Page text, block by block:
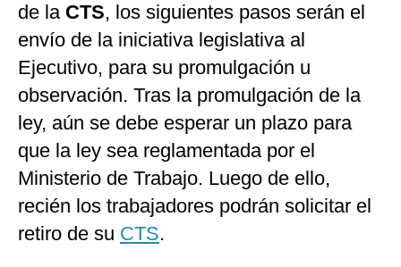
de la CTS, los siguientes pasos serán el
envío de la iniciativa legislativa al
Ejecutivo, para su promulgación u
observación. Tras la promulgación de la
ley, aún se debe esperar un plazo para
que la ley sea reglamentada por el
Ministerio de Trabajo. Luego de ello,
recién los trabajadores podrán solicitar el
retiro de su CTS.